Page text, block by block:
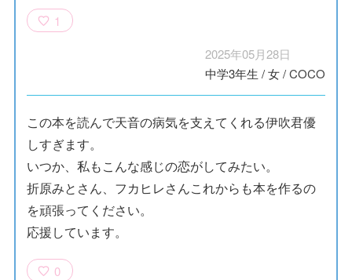
1
2025年05月28日
中学3年生 /女/COCO
この本を読んで天音の病気を支えてくれる伊吹君優
しすぎます。
いつか、私もこんな感じの恋がしてみたい。
折原みとさん、フカヒレさんこれからも本を作るの
を頑張ってください。
応援しています。
0